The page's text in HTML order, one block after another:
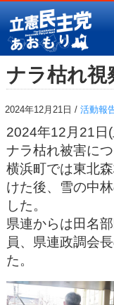
ナラ枯れ視
2024年12月21日 / 活動報
2024年12月21日
ナラ枯れ被害に
横浜町では東北
けた後、雪の中
した。
県連からは田名
員、県連政調会
た。